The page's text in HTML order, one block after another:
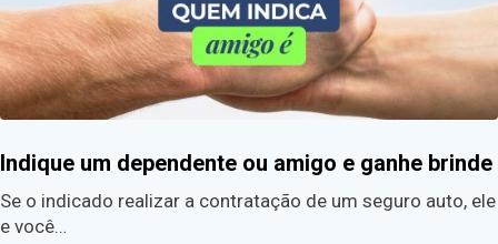
Indique um dependente ou amigo e ganhe brinde
Se o indicado realizar a contratação de um seguro auto, ele
e você…